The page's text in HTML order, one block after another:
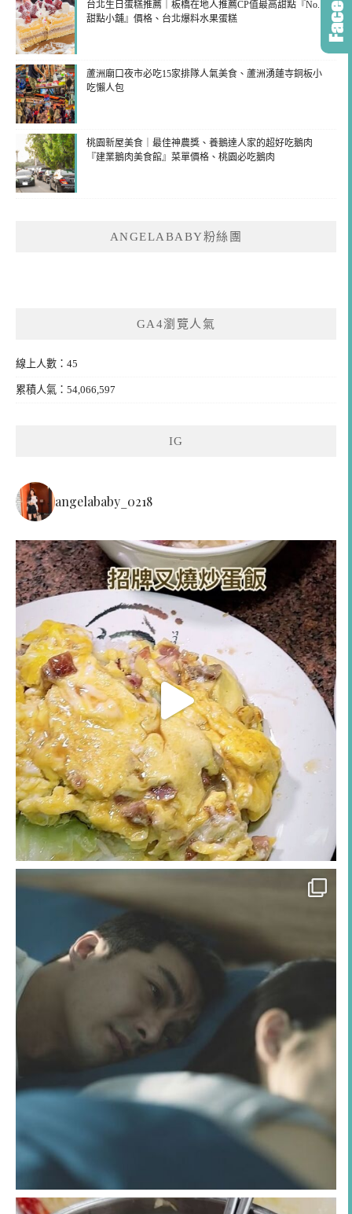
台北生日蛋糕推薦｜板橋在地人推薦CP值最高甜點『No.1
甜點小舖』價格、台北爆料水果蛋糕
蘆洲廟口夜市必吃15家排隊人氣美食、蘆洲湧蓮寺銅板小
吃懶人包
桃園新屋美食｜最佳神農獎、養鵝達人家的超好吃鵝肉
『建業鵝肉美食館』菜單價格、桃園必吃鵝肉
ANGELABABY粉絲團
GA4瀏覽人氣
線上人數：45
累積人氣：54,066,597
IG
angelababy_0218